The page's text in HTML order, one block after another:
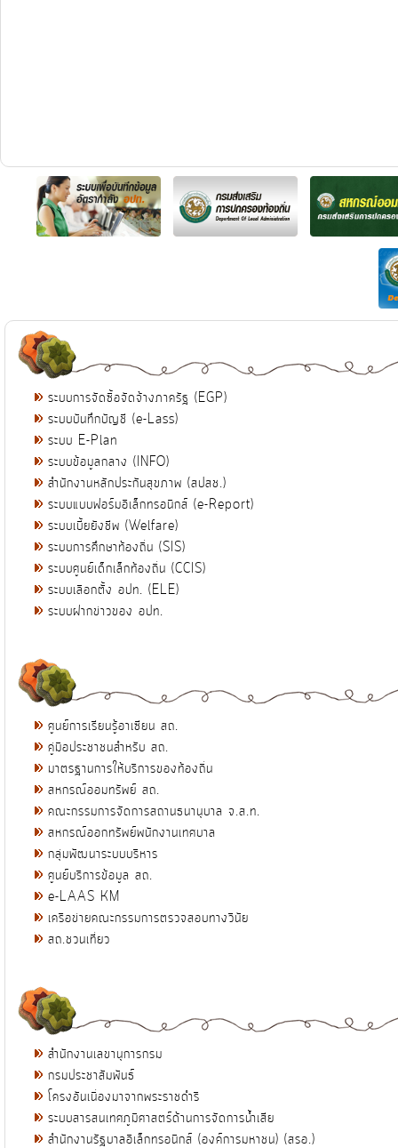
ระบบการจัดซื้อจัดจ้างภาครัฐ (EGP)
ระบบบันทึกบัญชี (e-Lass)
ระบบ E-Plan
ระบบข้อมูลกลาง (INFO)
สำนักงานหลักประกันสุขภาพ (สปสช.)
ระบบแบบฟอร์มอิเล็กทรอนิกส์ (e-Report)
ระบบเบี้ยยังชีพ (Welfare)
ระบบการศึกษาท้องถิ่น (SIS)
ระบบศูนย์เด็กเล็กท้องถิ่น (CCIS)
ระบบเลือกตั้ง อปท. (ELE)
ระบบฝากข่าวของ อปท.
ศูนย์การเรียนรู้อาเซียน สถ.
คู่มือประชาชนสำหรับ สถ.
มาตรฐานการให้บริการของท้องถิ่น
สหกรณ์ออมทรัพย์ สถ.
คณะกรรมการจัดการสถานธนานุบาล จ.ส.ท.
สหกรณ์ออกทรัพย์พนักงานเทศบาล
กลุ่มพัฒนาระบบบริหาร
ศูนย์บริการข้อมูล สถ.
e-LAAS KM
เครือข่ายคณะกรรมการตรวจสอบทางวินัย
สถ.ชวนเที่ยว
สำนักงานเลขานุการกรม
กรมประชาสัมพันธ์
โครงอันเนื่องมาจากพระราชดำริ
ระบบสารสนเทศภูมิศาสตร์ด้านการจัดการน้ำเสีย
สำนักงานรัฐบาลอิเล็กทรอนิกส์ (องค์การมหาชน) (สรอ.)